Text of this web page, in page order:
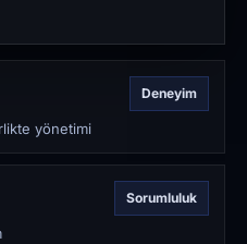
Deneyim
yönetimi
Sorumluluk